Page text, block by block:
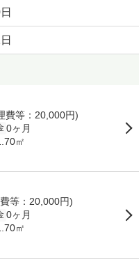
費等：20,000円)
0ヶ月
㎡
等：20,000円)
0ヶ月
㎡